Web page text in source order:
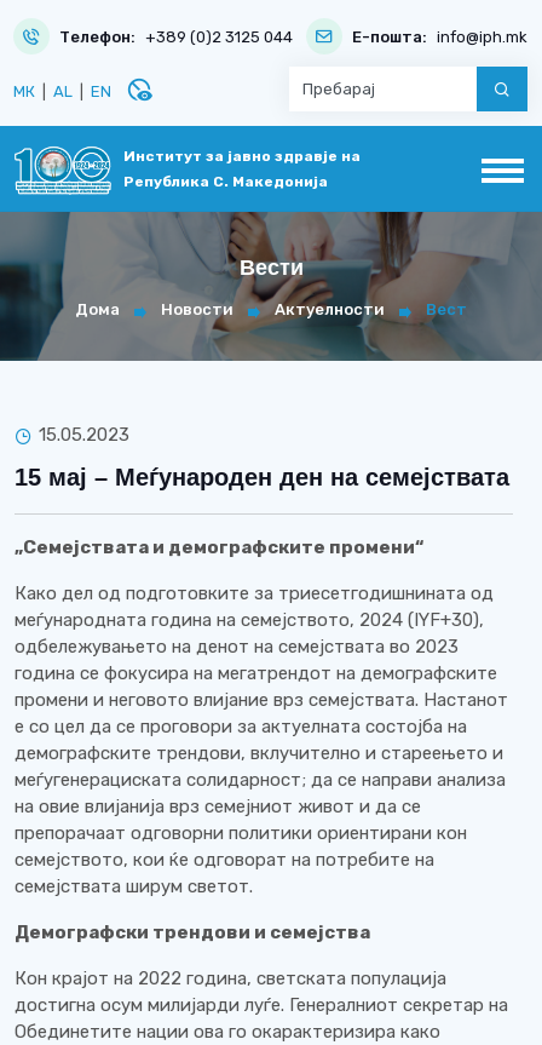
Телефон: +389 (0)2 3125 044 Е-пошта: info@iph.mk
МК AL EN disabled_visible
Институт за јавно здравје на
Република С. Македонија
Вести
Дома Новости Актуелности Вест
15.05.2023
15 мај – Меѓународен ден на семејствата
„Семејствата и демографските промени“
Како дел од подготовките за триесетгодишнината од
меѓународната година на семејството, 2024 (IYF+30),
одбележувањето на денот на семејствата во 2023
година се фокусира на мегатрендот на демографските
промени и неговото влијание врз семејствата. Настанот
е со цел да се проговори за актуелната состојба на
демографските трендови, вклучително и стареењето и
меѓугенерациската солидарност; да се направи анализа
на овие влијанија врз семејниот живот и да се
препорачаат одговорни политики ориентирани кон
семејството, кои ќе одговорат на потребите на
семејствата ширум светот.
Демографски трендови и семејства
Кон крајот на 2022 година, светската популација
достигна осум милијарди луѓе. Генералниот секретар на
Обединетите нации ова го окарактеризира како